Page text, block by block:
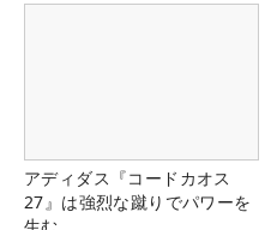
アディダス『コードカオス
27』は強烈な蹴りでパワーを